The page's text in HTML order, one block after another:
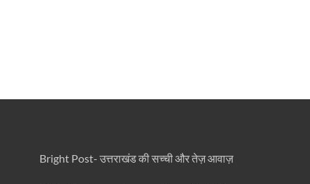
Bright Post- उत्तराखंड की सच्ची और तेज़ आवाज़